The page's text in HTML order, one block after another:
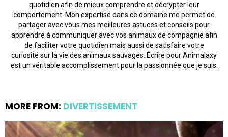
quotidien afin de mieux comprendre et décrypter leur
comportement. Mon expertise dans ce domaine me permet de
partager avec vous mes meilleures astuces et conseils pour
apprendre à communiquer avec vos animaux de compagnie afin
de faciliter votre quotidien mais aussi de satisfaire votre
curiosité sur la vie des animaux sauvages. Écrire pour Animalaxy
est un véritable accomplissement pour la passionnée que je suis.
MORE FROM: DIVERTISSEMENT